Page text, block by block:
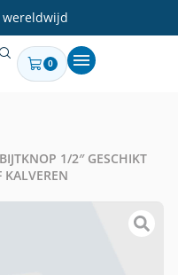
0
1/2″ GESCHIKT
KALVEREN